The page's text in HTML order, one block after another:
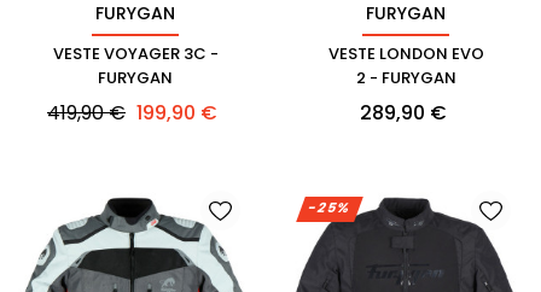
FURYGAN
VESTE VOYAGER 3C -
FURYGAN
Prix
419,90 € Prix
199,90 €
FURYGAN
VESTE LONDON EVO
2 - FURYGAN
Prix
289,90 €
-25%